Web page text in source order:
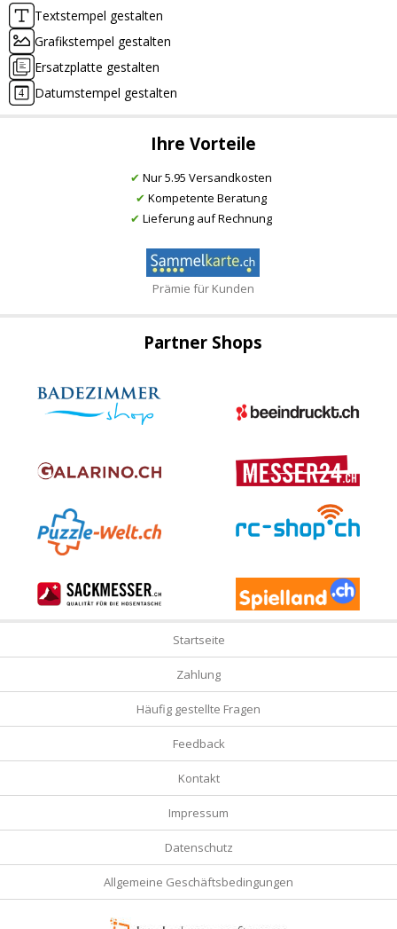
Textstempel gestalten
Grafikstempel gestalten
Ersatzplatte gestalten
Datumstempel gestalten
Ihre Vorteile
✔ Nur 5.95 Versandkosten
✔ Kompetente Beratung
✔ Lieferung auf Rechnung
Prämie für Kunden
Partner Shops
Startseite
Zahlung
Häufig gestellte Fragen
Feedback
Kontakt
Impressum
Datenschutz
Allgemeine Geschäftsbedingungen